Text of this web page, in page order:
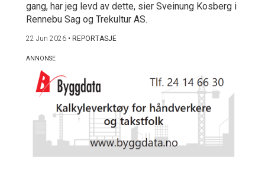
gang, har jeg levd av dette, sier Sveinung Kosberg i
Rennebu Sag og Trekultur AS.
22 Jun 2026 • REPORTASJE